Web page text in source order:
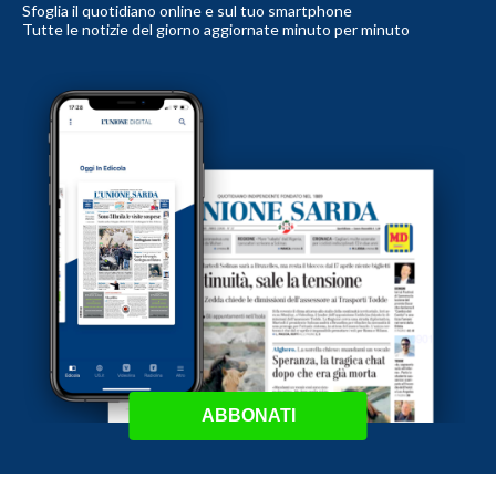
Sfoglia il quotidiano online e sul tuo smartphone
Tutte le notizie del giorno aggiornate minuto per minuto
ABBONATI